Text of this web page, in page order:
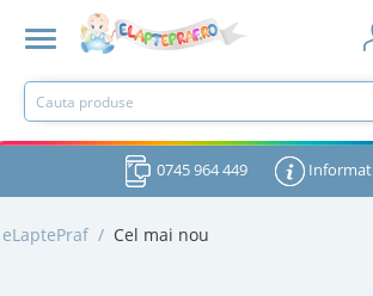
0745 964 449
eLaptePraf / Cel mai nou